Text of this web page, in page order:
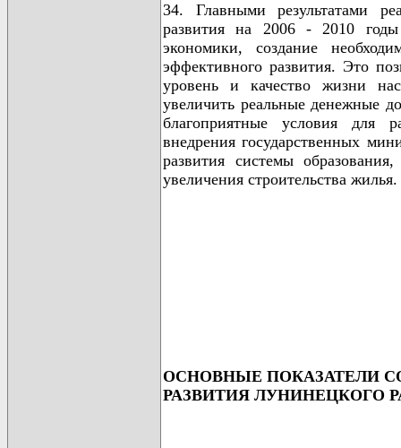
34. Главными результатами
развития на 2006 - 2010 годы
экономики, создание
эффективного развития. Это
уровень и качество жизни
увеличить реальные денежные
благоприятные условия для
внедрения государственных
развития системы
увеличения строительства жилья.
ОСНОВНЫЕ ПОКАЗАТЕЛИ
РАЗВИТИЯ ЛУНИНЕЦКОГО